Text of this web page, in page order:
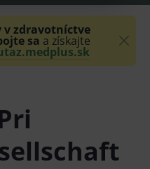
v zdravotníctve
sa a získajte